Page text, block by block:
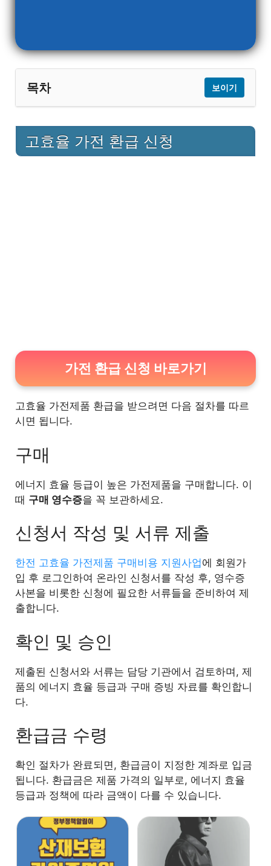
목차 보이기
1.1 구매
고효율 가전 환급 신청
가전 환급 신청 바로가기
고효율 가전제품 환급을 받으려면 다음 절차를 따르
시면 됩니다.
구매
에너지 효율 등급이 높은 가전제품을 구매합니다. 이
때 구매 영수증을 꼭 보관하세요.
신청서 작성 및 서류 제출
한전 고효율 가전제품 구매비용 지원사업에 회원가
입 후 로그인하여 온라인 신청서를 작성 후, 영수증
사본을 비롯한 신청에 필요한 서류들을 준비하여 제
출합니다.
확인 및 승인
제출된 신청서와 서류는 담당 기관에서 검토하며, 제
품의 에너지 효율 등급과 구매 증빙 자료를 확인합니
다.
환급금 수령
확인 절차가 완료되면, 환급금이 지정한 계좌로 입금
됩니다. 환급금은 제품 가격의 일부로, 에너지 효율
등급과 정책에 따라 금액이 다를 수 있습니다.